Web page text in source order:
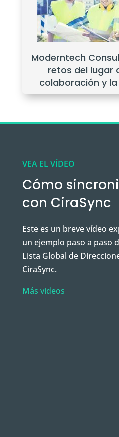
Moderntech
retos del lugar
colaboración y
VEA EL VÍDEO
Cómo
con CiraSync
Este es un breve vídeo
un ejemplo paso a paso
Lista Global de
CiraSync.
Más videos